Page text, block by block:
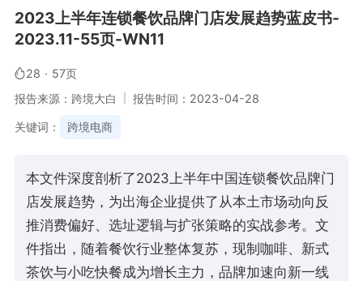
2023上半年连锁餐饮品牌门店发展趋势蓝皮书-
2023.11-55页-WN11
28 · 57页
报告来源：跨境大白
报告时间：2023-04-28
关键词： 跨境电商
本文件深度剖析了2023上半年中国连锁餐饮品牌门
店发展趋势，为出海企业提供了从本土市场动向反
推消费偏好、选址逻辑与扩张策略的实战参考。文
件指出，随着餐饮行业整体复苏，现制咖啡、新式
茶饮与小吃快餐成为增长主力，品牌加速向新一线